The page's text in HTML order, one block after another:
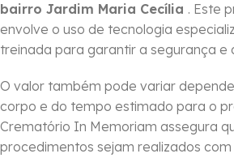
bairro Jardim Maria Cecília . Este
envolve o uso de tecnologia
treinada para garantir a segurança e
O valor também pode variar
corpo e do tempo estimado para o
Crematório In Memoriam assegura
procedimentos sejam realizados